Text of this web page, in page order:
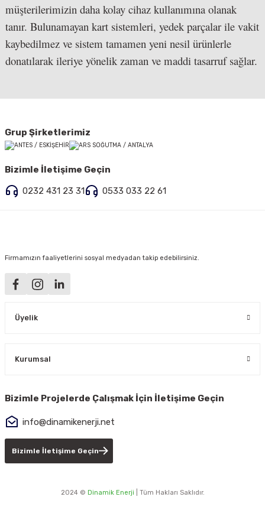
müşterilerimizin daha kolay cihaz kullanımına olanak
tanır. Bulunamayan kart sistemleri, yedek parçalar ile vakit
kaybedilmez ve sistem tamamen yeni nesil ürünlerle
donatılarak ileriye yönelik zaman ve maddi tasarruf sağlar.
Grup Şirketlerimiz
Bizimle İletişime Geçin
0232 431 23 31
0533 033 22 61
Firmamızın faaliyetlerini sosyal medyadan takip edebilirsiniz.
Üyelik
Kurumsal
Bizimle Projelerde Çalışmak İçin İletişime Geçin
info@dinamikenerji.net
Bizimle İletişime Geçin
2024 © Dinamik Enerji | Tüm Hakları Saklıdır.